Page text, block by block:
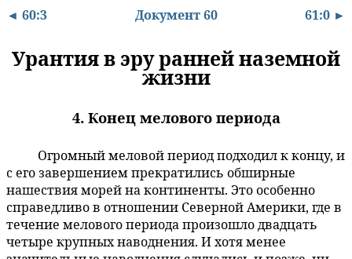
◄ 60:3 Документ 60 61:0 ►
Урантия в эру ранней наземной
жизни
4. Конец мелового периода
Огромный меловой период подходил к концу, и
с его завершением прекратились обширные
нашествия морей на континенты. Это особенно
справедливо в отношении Северной Америки, где в
течение мелового периода произошло двадцать
четыре крупных наводнения. И хотя менее